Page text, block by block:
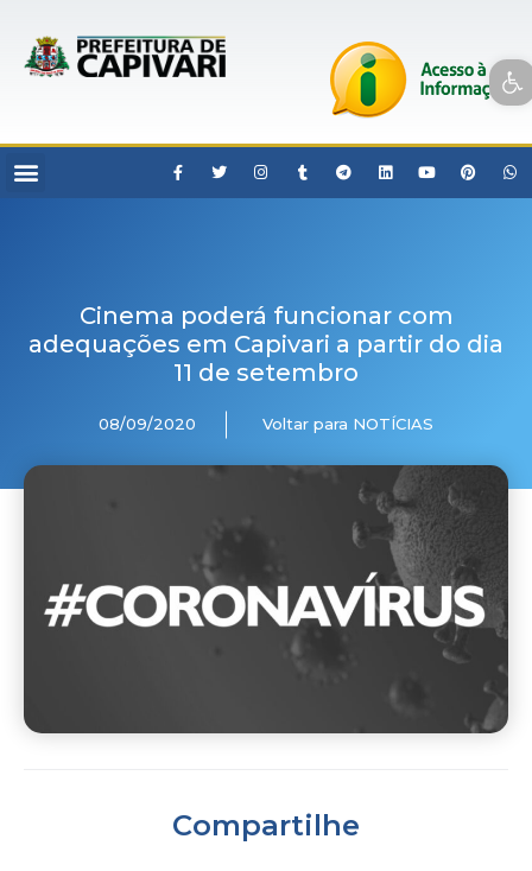
Open toolbar
Cinema poderá funcionar com
adequações em Capivari a partir do dia
11 de setembro
08/09/2020 Voltar para NOTÍCIAS
Compartilhe